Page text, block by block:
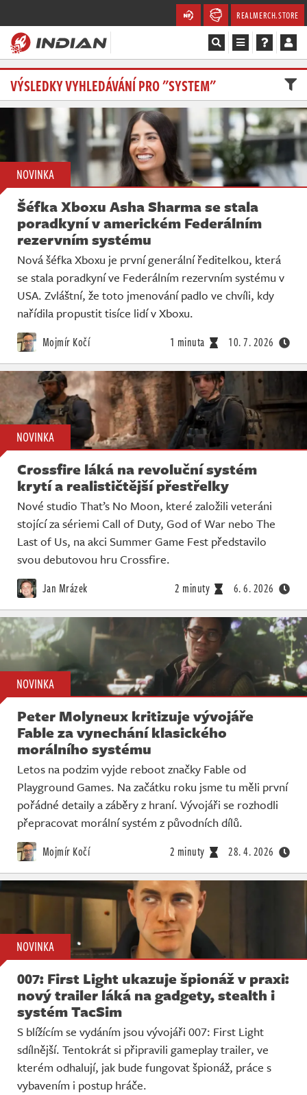
REALMERCH.STORE
Magazín
Soutěže
Databáze
Komunita
Redakce
Živě
VÝSLEDKY VYHLEDÁVÁNÍ PRO "SYSTEM"
NOVINKA
Šéfka Xboxu Asha Sharma se stala
poradkyní v americkém Federálním
rezervním systému
Nová šéfka Xboxu je první generální ředitelkou, která
se stala poradkyní ve Federálním rezervním systému v
USA. Zvláštní, že toto jmenování padlo ve chvíli, kdy
nařídila propustit tisíce lidí v Xboxu.
Mojmír Kočí 1 minuta 10. 7. 2026
NOVINKA
Crossfire láká na revoluční systém
krytí a realističtější přestřelky
Nové studio That’s No Moon, které založili veteráni
stojící za sériemi Call of Duty, God of War nebo The
Last of Us, na akci Summer Game Fest představilo
svou debutovou hru Crossfire.
Jan Mrázek 2 minuty 6. 6. 2026
NOVINKA
Peter Molyneux kritizuje vývojáře
Fable za vynechání klasického
morálního systému
Letos na podzim vyjde reboot značky Fable od
Playground Games. Na začátku roku jsme tu měli první
pořádné detaily a záběry z hraní. Vývojáři se rozhodli
přepracovat morální systém z původních dílů.
Mojmír Kočí 2 minuty 28. 4. 2026
NOVINKA
007: First Light ukazuje špionáž v praxi:
nový trailer láká na gadgety, stealth i
systém TacSim
S blížícím se vydáním jsou vývojáři 007: First Light
sdílnější. Tentokrát si připravili gameplay trailer, ve
kterém odhalují, jak bude fungovat špionáž, práce s
vybavením i postup hráče.